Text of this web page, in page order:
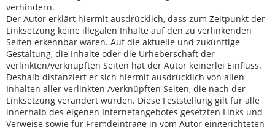
verhindern.
Der Autor erklärt hiermit ausdrücklich, dass zum Zeitpunkt der
Linksetzung keine illegalen Inhalte auf den zu verlinkenden
Seiten erkennbar waren. Auf die aktuelle und zukünftige
Gestaltung, die Inhalte oder die Urheberschaft der
verlinkten/verknüpften Seiten hat der Autor keinerlei Einfluss.
Deshalb distanziert er sich hiermit ausdrücklich von allen
Inhalten aller verlinkten /verknüpften Seiten, die nach der
Linksetzung verändert wurden. Diese Feststellung gilt für alle
innerhalb des eigenen Internetangebotes gesetzten Links und
Verweise sowie für Fremdeinträge in vom Autor eingerichteten